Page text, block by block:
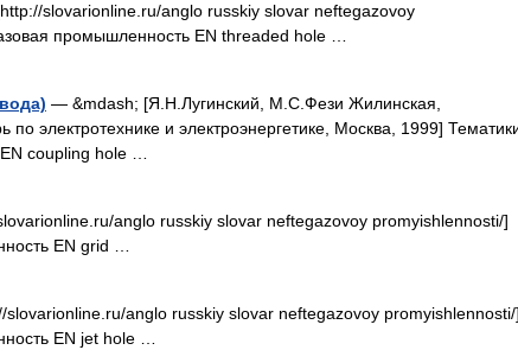
slovarionline.ru/anglo russkiy slovar neftegazovoy
промышленность EN threaded hole …
— &mdash; [Я.Н.Лугинский, М.С.Фези Жилинская,
электротехнике и электроэнергетике, Москва, 1999]
coupling hole …
anglo russkiy slovar neftegazovoy promyishlennosti/]
EN grid …
anglo russkiy slovar neftegazovoy promyishlennosti/]
EN jet hole …